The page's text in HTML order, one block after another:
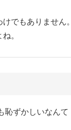
でもありません。
。
恥ずかしいなんて